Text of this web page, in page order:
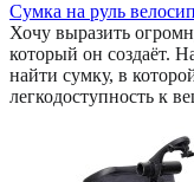
Сумка на руль
Хочу выразить
который он создаёт.
найти сумку, в
легкодоступность к